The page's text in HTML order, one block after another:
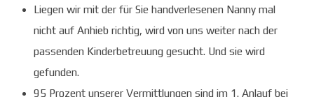
Liegen wir mit der für Sie handverlesenen Nanny mal
nicht auf Anhieb richtig, wird von uns weiter nach der
passenden Kinderbetreuung gesucht. Und sie wird
gefunden.
95 Prozent unserer Vermittlungen sind im 1. Anlauf bei